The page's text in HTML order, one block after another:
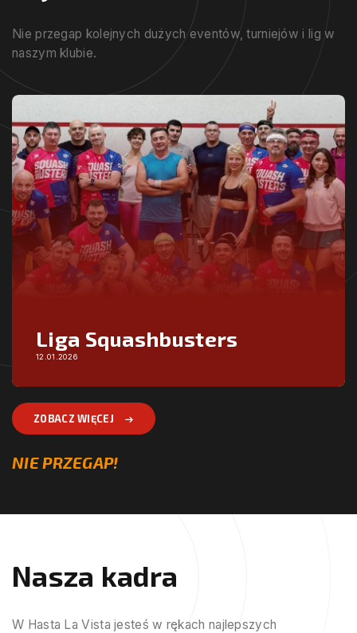
Nie przegap kolejnych dużych eventów, turniejów i lig w
naszym klubie.
Liga Squashbusters
12.01.2026
ZOBACZ WIĘCEJ
NIE PRZEGAP!
Nasza kadra
W Hasta La Vista jesteś w rękach najlepszych